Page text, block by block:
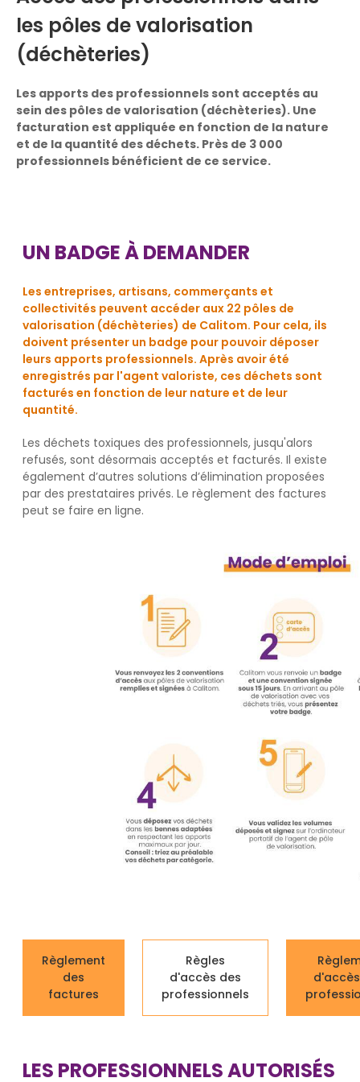
les pôles de valorisation
(déchèteries)
Les apports des professionnels sont acceptés au
sein des pôles de valorisation (déchèteries). Une
facturation est appliquée en fonction de la nature
et de la quantité des déchets. Près de 3 000
professionnels bénéficient de ce service.
UN BADGE À DEMANDER
Les entreprises, artisans, commerçants et
collectivités peuvent accéder aux 22 pôles de
valorisation (déchèteries) de Calitom. Pour cela, ils
doivent présenter un badge pour pouvoir déposer
leurs apports professionnels. Après avoir été
enregistrés par l'agent valoriste, ces déchets sont
facturés en fonction de leur nature et de leur
quantité.
Les déchets toxiques des professionnels, jusqu'alors
refusés, sont désormais acceptés et facturés. Il existe
également d’autres solutions d’élimination proposées
par des prestataires privés. Le règlement des factures
peut se faire en ligne.
Règlement
des
factures
Règles
d'accès des
professionnels
LES PROFESSIONNELS AUTORISÉS